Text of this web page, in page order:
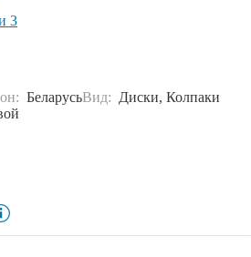
3
БеларусьВид: Диски, Колпаки